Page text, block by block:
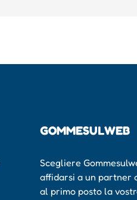
GOMMESULWEB
Scegliere
affidarsi a un partner
al primo posto la